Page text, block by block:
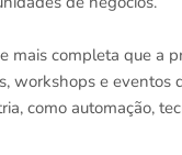
completa que a
workshops e
como automação,